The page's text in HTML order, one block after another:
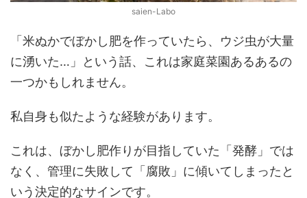
saien-Labo
「米ぬかでぼかし肥を作っていたら、ウジ虫が大量
に湧いた…」という話、これは家庭菜園あるあるの
一つかもしれません。
私自身も似たような経験があります。
これは、ぼかし肥作りが目指していた「発酵」では
なく、管理に失敗して「腐敗」に傾いてしまったと
いう決定的なサインです。